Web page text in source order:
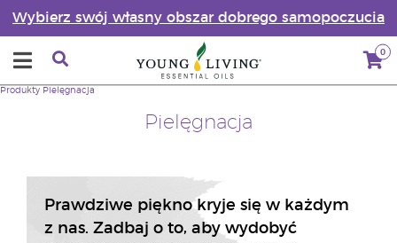
Wybierz swój własny obszar dobrego samopoczucia
0
Pielęgnacja
Produkty Pielęgnacja
Prawdziwe piękno kryje się w każdym
z nas. Zadbaj o to, aby wydobyć